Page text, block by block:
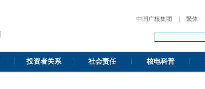
中国广核集团 繁体
投资者关系 社会责任 核电科普